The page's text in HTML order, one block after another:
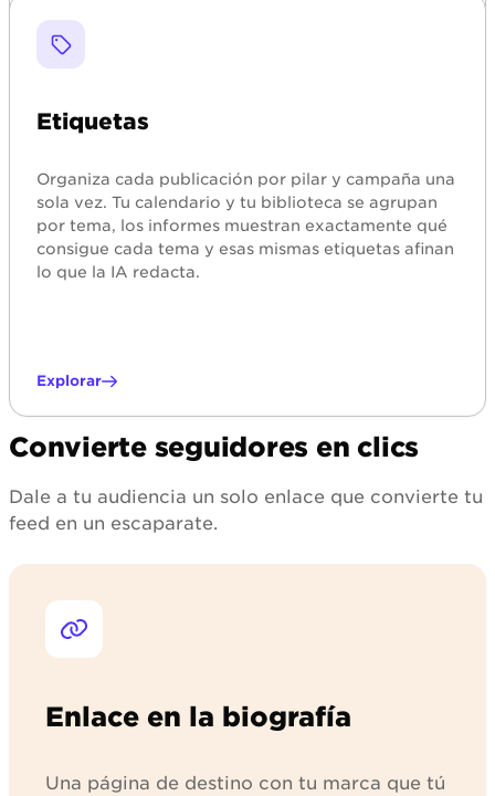
Etiquetas
Organiza cada publicación por pilar y campaña una
sola vez. Tu calendario y tu biblioteca se agrupan
por tema, los informes muestran exactamente qué
consigue cada tema y esas mismas etiquetas afinan
lo que la IA redacta.
Explorar
Convierte seguidores en clics
Dale a tu audiencia un solo enlace que convierte tu
feed en un escaparate.
Enlace en la biografía
Una página de destino con tu marca que tú